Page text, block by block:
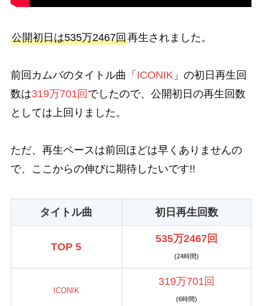
公開初日は535万2467回再生されました。
前回カムバのタイトル曲「 ICONIK 」の初日再生回
数は319万701回 でしたので、公開初日の再生回数
としては上回りました。
ただ、再生ペースは前回ほどは早くありませんの
で、ここからの伸びに期待したいです!!
タイトル曲 初日再生回数
TOP 5
535万2467回
(24時間)
ICONIK
319万701回
(6時間)